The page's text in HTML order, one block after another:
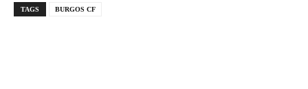
TAGS BURGOS CF